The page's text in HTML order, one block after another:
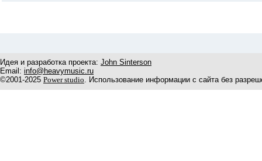
Идея и разработка проекта: John Sinterson
Email: info@heavymusic.ru
©2001-2025 Power studio. Использование информации с сайта без